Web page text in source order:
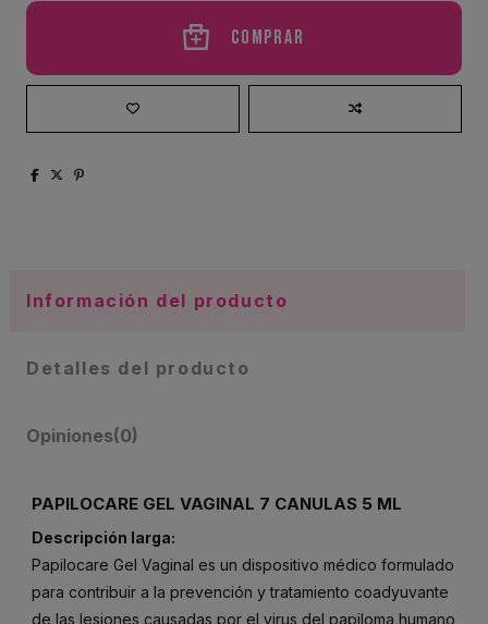
Comprar
Información del producto
Detalles del producto
Opiniones(0)
PAPILOCARE GEL VAGINAL 7 CANULAS 5 ML
Descripción larga:
Papilocare Gel Vaginal es un dispositivo médico formulado
para contribuir a la prevención y tratamiento coadyuvante
de las lesiones causadas por el virus del papiloma humano